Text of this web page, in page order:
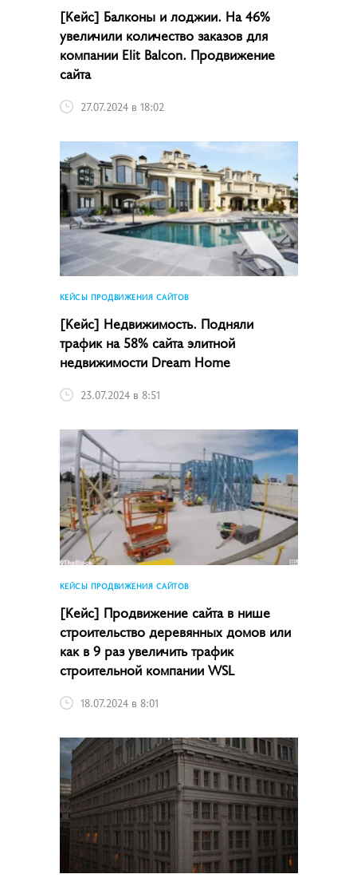
[Кейс] Балконы и лоджии. На 46%
увеличили количество заказов для
компании Elit Balcon. Продвижение
сайта
27.07.2024 в 18:02
КЕЙСЫ ПРОДВИЖЕНИЯ САЙТОВ
[Кейс] Недвижимость. Подняли
трафик на 58% сайта элитной
недвижимости Dream Home
23.07.2024 в 8:51
КЕЙСЫ ПРОДВИЖЕНИЯ САЙТОВ
[Кейс] Продвижение сайта в нише
строительство деревянных домов или
как в 9 раз увеличить трафик
строительной компании WSL
18.07.2024 в 8:01